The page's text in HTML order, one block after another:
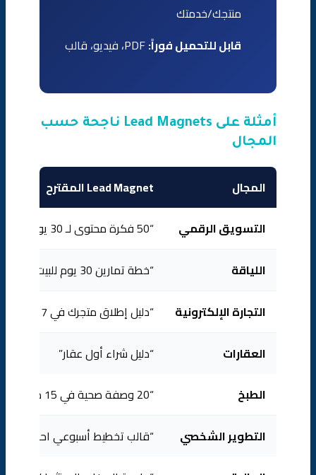
منتجك/خدمتك
قابل للتحميل فوراً:
أمثلة على Lead Magnets ناجحة حسب
المجال
المجال
Lead Magnet المقترح
التسويق الرقمي
“50 فكرة محتوى لـ 30 يوم”
اللياقة
“خطة تمارين 30 يوم للبيت”
التجارة الإلكترونية
“دليل إطلاق متجرك في 7 أيام”
العقارات
“دليل شراء أول عقار”
الطبخ
“20 وصفة صحية في 15 دقيقة”
التطوير الشخصي
“قالب تخطيط أسبوعي احترافي”